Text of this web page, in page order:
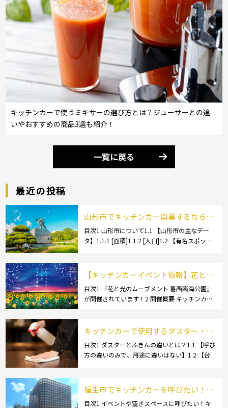
キッチンカーで使うミキサーの選び方とは？ジューサーとの違
いやおすすめの商品3選も紹介！
一覧に戻る
最近の投稿
山形市でキッチンカー開業するなら格
安のレンタル・リース！営業許可取得
の流れも解説！
目次1 山形市について1.1 【山形市の主なデー
タ】1.1.1 [面積]1.1.2 [人口]1.2 【有名スポッ
【キッチンカーイベント情報】花と光
のムーブメント 葛西臨海公園が開催さ
れています！
目次1 『花と光のムーブメント 葛西臨海公園』
が開催されています！2 開催概要 キッチンカー
ルメイベントが催されています。 開業前にキ
キッチンカーで使用するダスター・ふ
きんの選び方とは？おすすめ商品3選
も紹介！
目次1 ダスターとふきんの違いとは？1.1 【呼び
方の違いのみで、用途に違いはない】1.2 【台
特徴2.1 【綿】2.2 【マイクロ […]
福生市でキッチンカーを呼びたい！派
遣してもらうにはどうすれば良いの？
目次1 イベントや空きスペースに呼びたい！キ